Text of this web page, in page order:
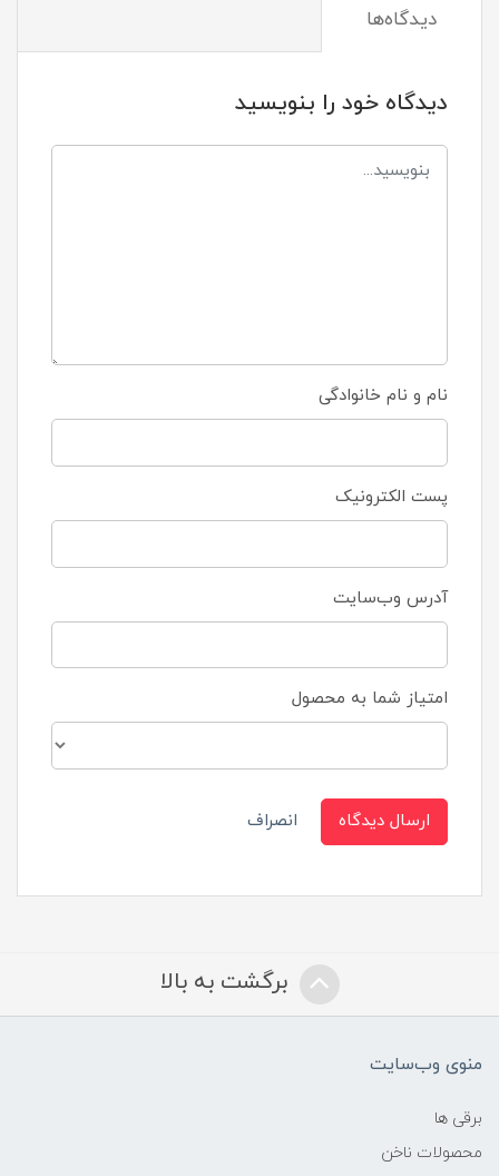
دیدگاه‌ها
دیدگاه خود را بنویسید
نام و نام خانوادگی
پست الکترونیک
آدرس وب‌سایت
امتیاز شما به محصول
ارسال دیدگاه انصراف
برگشت به بالا
منوی وب‌سایت
برقی ها
محصولات ناخن